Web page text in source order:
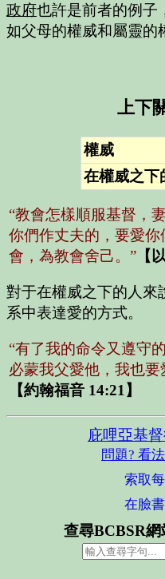
政府也許是前者的例子
如父母的權威和屬靈的
上下
權威
在權威之下
“教會怎樣順服基督，
你們作丈夫的，要愛
會，為教會舍己。” 【
對于在權威之下的人來
系中表達愛的方式。
“有了我的命令又遵守
必蒙我父愛他，我也
【約翰福音 14:21】
庇哩亞基
問題? 看
索取
在臉
查尋BCBSR網